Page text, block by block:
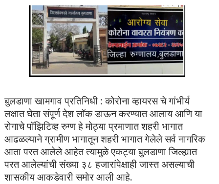
बुलडाणा खामगाव प्रतिनिधी : कोरोना व्हायरस चे गांभीर्य
लक्षात घेता संपूर्ण देश लॉक डाऊन करण्यात आलाय आणि या
रोगाचे पॉझिटिव्ह रुग्ण हे मोठ्या प्रमाणात शहरी भागात
आढळल्याने ग्रामीण भागातून शहरी भागात गेलेले सर्व नागरिक
आता परत आलेले आहेत त्यामुळे एकट्या बुलडाणा जिल्ह्यात
परत आलेल्यांची संख्या ३८ हजारांपेक्षाही जास्त असल्याची
शासकीय आकडेवारी समोर आली आहे.